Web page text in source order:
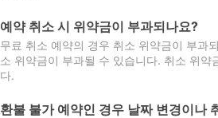
예약 취소 시 위약금이 부과되나요?
무료 취소 예약의 경우 취소 위약금이 부과
소 위약금이 부과될 수 있습니다. 취소 위
다.
환불 불가 예약인 경우 날짜 변경이나